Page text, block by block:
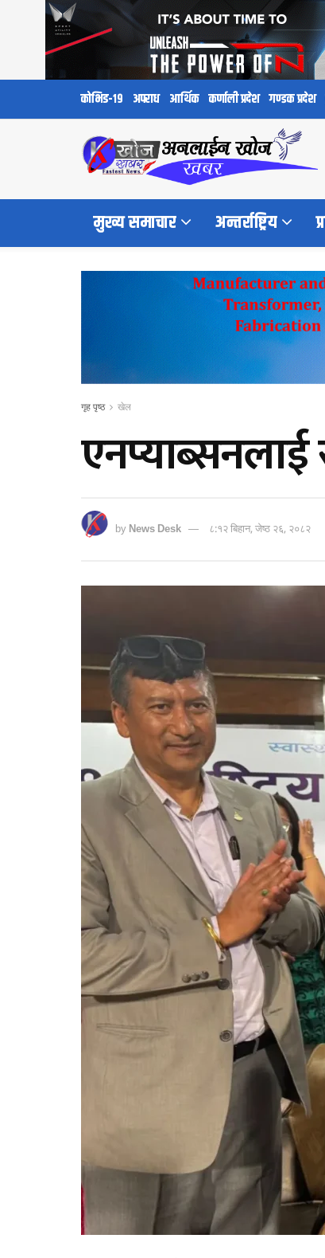
कोभिड-१९ अपराध आर्थिक कर्णाली प्रदेश गण्डक प्रदेश
मुख्य समाचार अन्तर्राष्ट्रिय
गृह पृष्ठ खेल
एनप्याब्सनलाई
byNews Desk ८:१२ बिहान, जेष्ठ २६, २०८२